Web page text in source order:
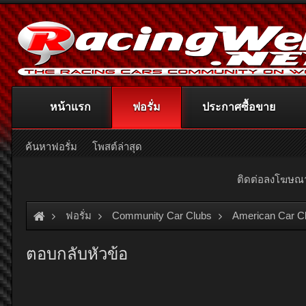
ติดต่อลงโฆษ
ฟอรั่ม Community Car Clubs American Car
ตอบกลับหัวข้อ
หน้าแรก ฟอรั่ม
ค้นหาฟอรั่ม โพสต์ล่าสุด
ประกาศซื้อขาย